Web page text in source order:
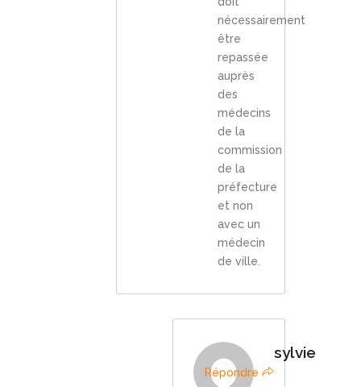
nécessairement
être
repassée
auprès
des
médecins
de la
commission
de la
préfecture
et non
avec un
médecin
de ville.
sylvie
Répondre